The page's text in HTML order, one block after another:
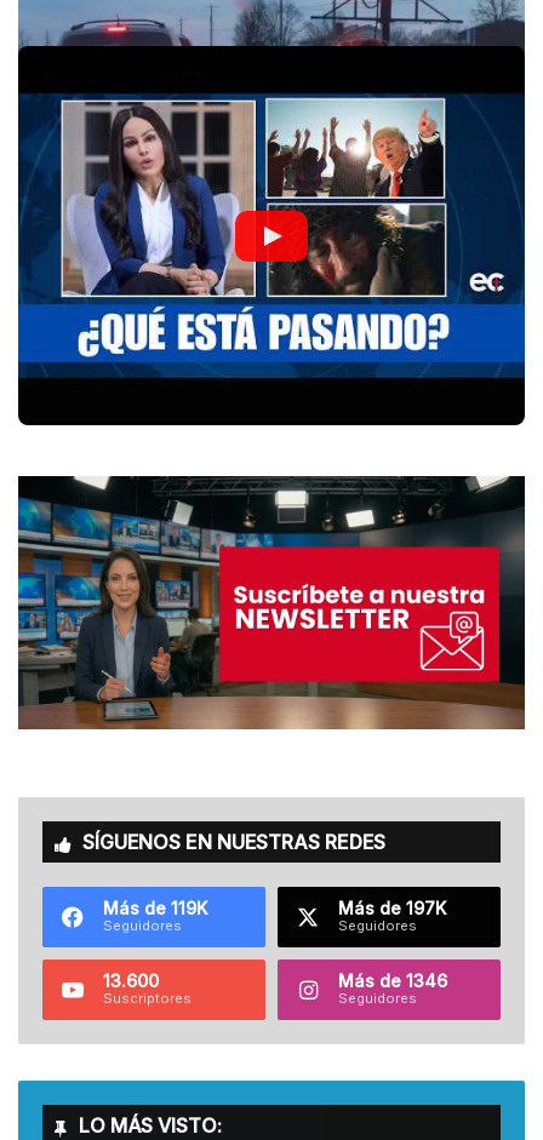
Hace un par de días, mi cuñada, que no es una persona muy
ducha en cuanto a tecnologías de la información, nos envía
por Whatsapp…
SÍGUENOS EN NUESTRAS REDES
Más de 119K
Seguidores
Más de 197K
Seguidores
13.600
Suscriptores
Más de 1346
Seguidores
LO MÁS VISTO: